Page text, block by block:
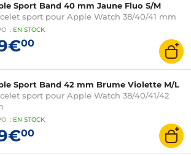
Sport Band 40 mm Jaune Fluo S/M
sport pour Apple Watch 38/40/41 mm
: EN STOCK
00
Sport Band 42 mm Brume Violette M/L
sport pour Apple Watch 38/40/41/42
: EN STOCK
00